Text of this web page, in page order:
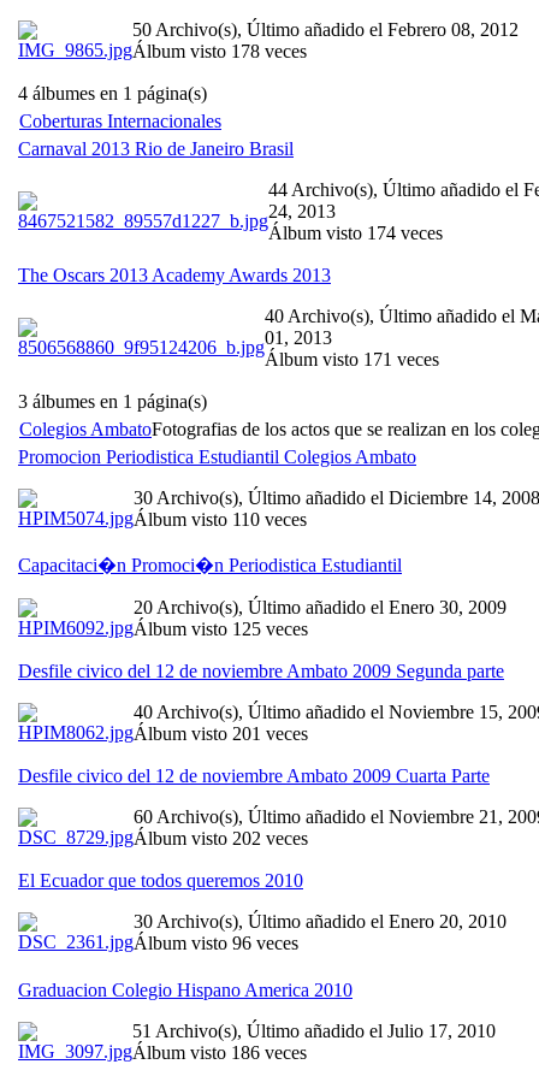
50 Archivo(s), Último añadido el Febrero 08, 2012
Álbum visto 178 veces
4 álbumes en 1 página(s)
Coberturas Internacionales
Carnaval 2013 Rio de Janeiro Brasil
44 Archivo(s), Último añadido el
24, 2013
Álbum visto 174 veces
The Oscars 2013 Academy Awards 2013
40 Archivo(s), Último añadido el
01, 2013
Álbum visto 171 veces
3 álbumes en 1 página(s)
Colegios AmbatoFotografias de los actos que se realizan en los
Promocion Periodistica Estudiantil Colegios Ambato
30 Archivo(s), Último añadido el Diciembre 14, 2008
Álbum visto 110 veces
Capacitaci�n Promoci�n Periodistica Estudiantil
20 Archivo(s), Último añadido el Enero 30, 2009
Álbum visto 125 veces
Desfile civico del 12 de noviembre Ambato 2009 Segunda parte
40 Archivo(s), Último añadido el Noviembre 15,
Álbum visto 201 veces
Desfile civico del 12 de noviembre Ambato 2009 Cuarta Parte
60 Archivo(s), Último añadido el Noviembre 21,
Álbum visto 202 veces
El Ecuador que todos queremos 2010
30 Archivo(s), Último añadido el Enero 20, 2010
Álbum visto 96 veces
Graduacion Colegio Hispano America 2010
51 Archivo(s), Último añadido el Julio 17, 2010
Álbum visto 186 veces